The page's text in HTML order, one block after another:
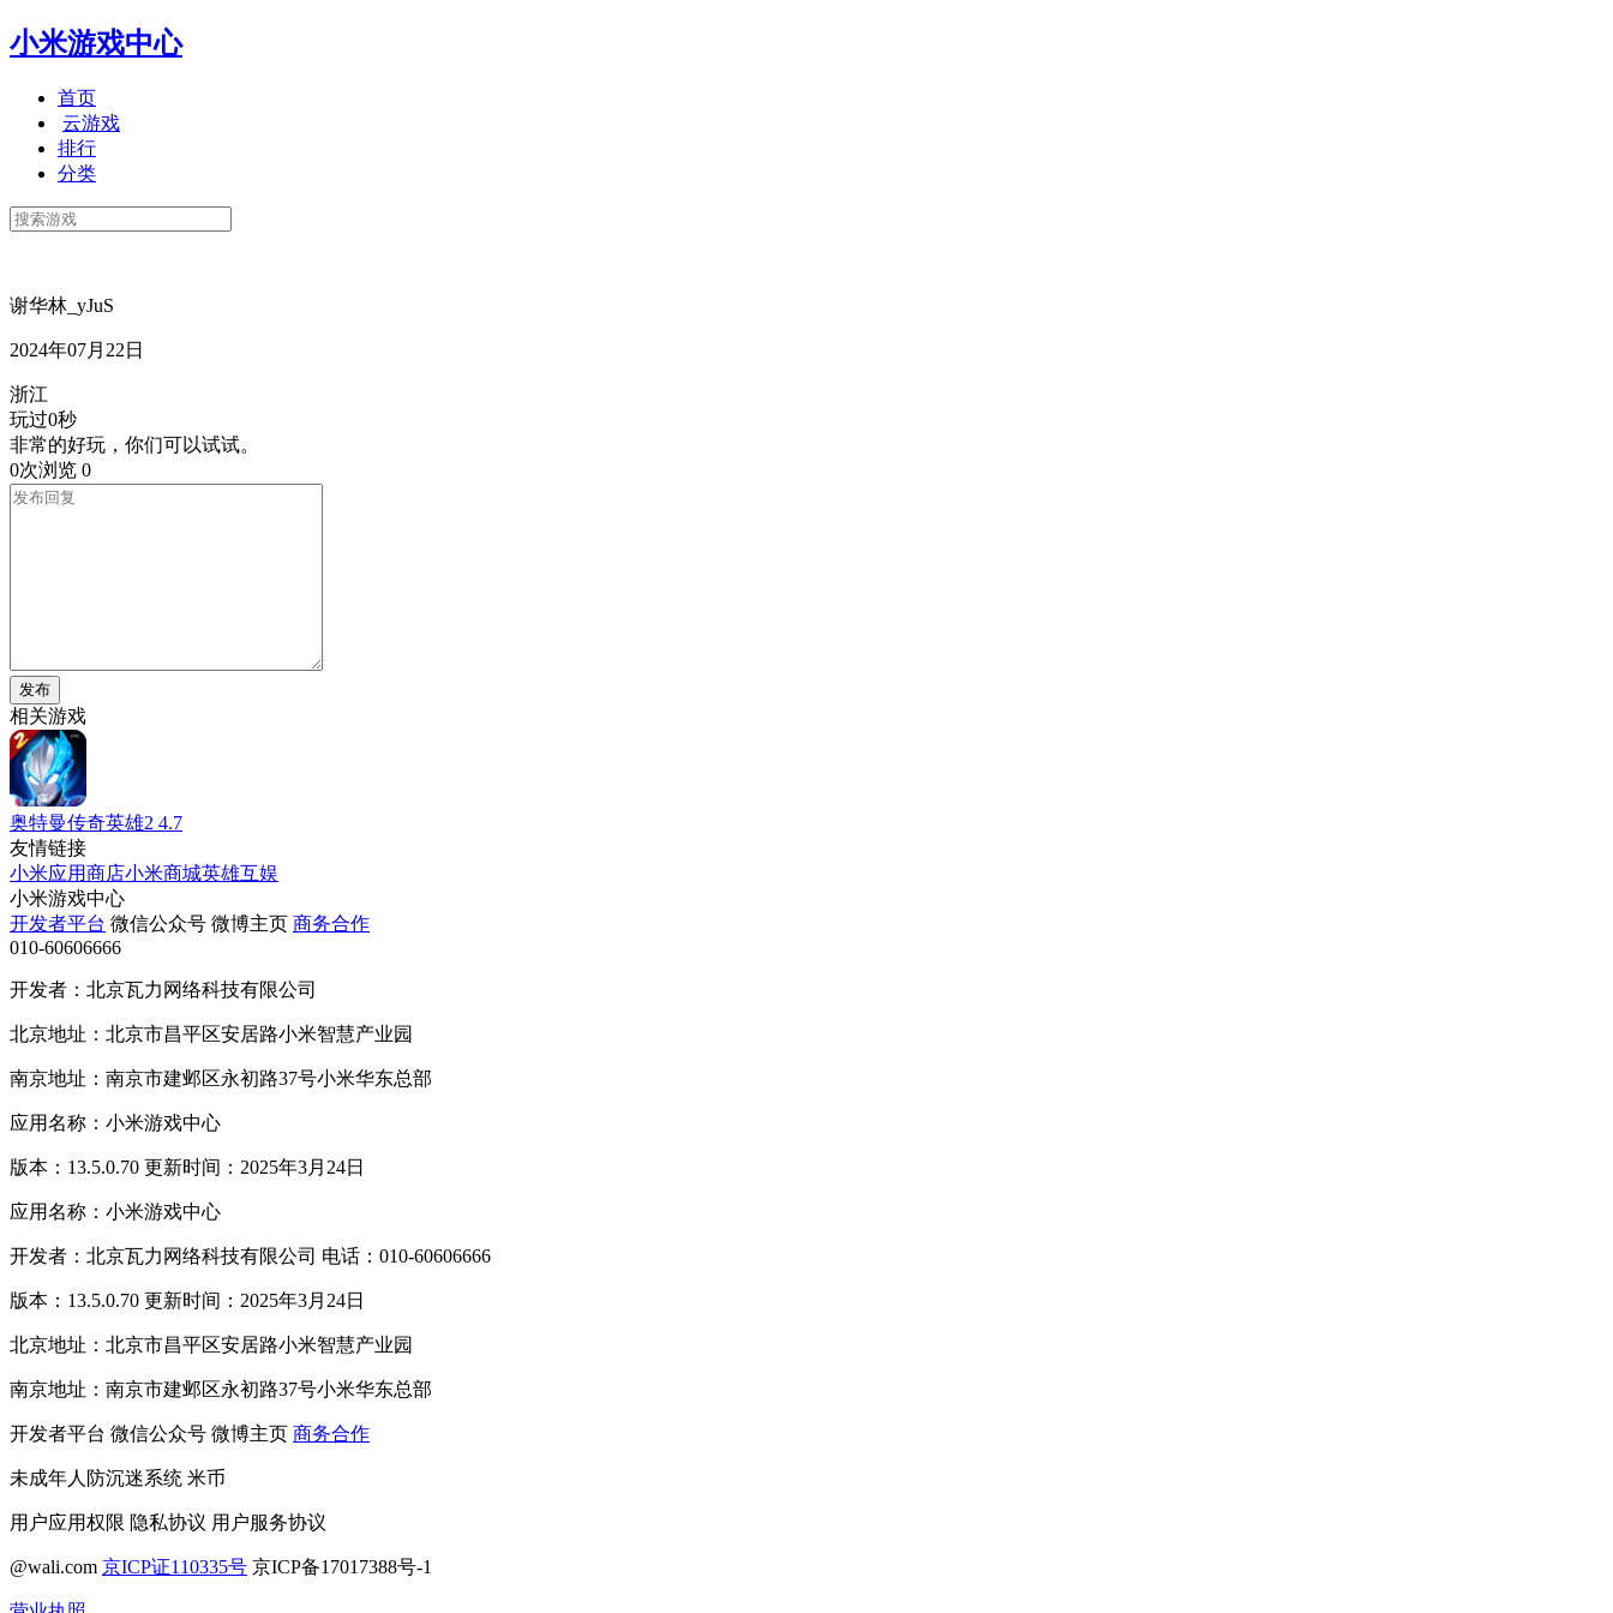
小米游戏中心
首页
云游戏
排行
分类
谢华林_yJuS
2024年07月22日
浙江
玩过0秒
非常的好玩，你们可以试试。
0次浏览 0
发布
相关游戏
奥特曼传奇英雄2 4.7
友情链接
小米应用商店小米商城英雄互娱
小米游戏中心
开发者平台 微信公众号 微博主页 商务合作
010-60606666
开发者：北京瓦力网络科技有限公司
北京地址：北京市昌平区安居路小米智慧产业园
南京地址：南京市建邺区永初路37号小米华东总部
应用名称：小米游戏中心
版本：13.5.0.70 更新时间：2025年3月24日
应用名称：小米游戏中心
开发者：北京瓦力网络科技有限公司 电话：010-60606666
版本：13.5.0.70 更新时间：2025年3月24日
北京地址：北京市昌平区安居路小米智慧产业园
南京地址：南京市建邺区永初路37号小米华东总部
开发者平台 微信公众号 微博主页 商务合作
未成年人防沉迷系统 米币
用户应用权限 隐私协议 用户服务协议
@wali.com 京ICP证110335号 京ICP备17017388号-1